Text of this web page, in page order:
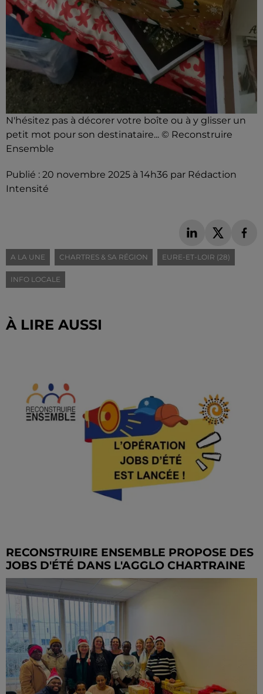
N'hésitez pas à décorer votre boîte ou à y glisser un
petit mot pour son destinataire... © Reconstruire
Ensemble
Publié : 20 novembre 2025 à 14h36 par Rédaction
Intensité
A LA UNE CHARTRES & SA RÉGION EURE-ET-LOIR (28)
INFO LOCALE
À LIRE AUSSI
RECONSTRUIRE ENSEMBLE PROPOSE DES
JOBS D'ÉTÉ DANS L'AGGLO CHARTRAINE